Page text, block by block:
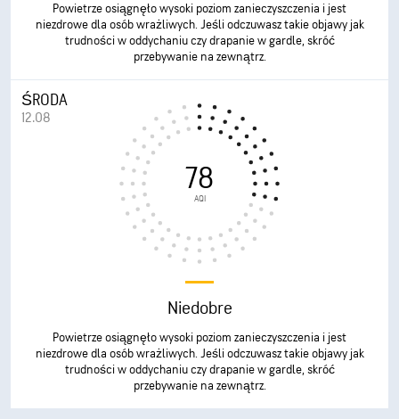
Powietrze osiągnęło wysoki poziom zanieczyszczenia i jest
niezdrowe dla osób wrażliwych. Jeśli odczuwasz takie objawy jak
trudności w oddychaniu czy drapanie w gardle, skróć
przebywanie na zewnątrz.
ŚRODA
12.08
78
AQI
Niedobre
Powietrze osiągnęło wysoki poziom zanieczyszczenia i jest
niezdrowe dla osób wrażliwych. Jeśli odczuwasz takie objawy jak
trudności w oddychaniu czy drapanie w gardle, skróć
przebywanie na zewnątrz.